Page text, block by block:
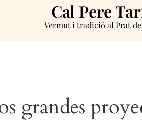
Cal Pere
Vermut i tradició al Prat
grandes